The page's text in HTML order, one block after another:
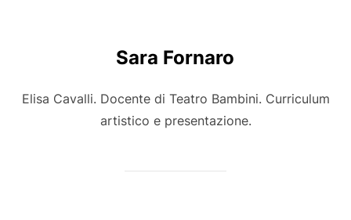
Sara Fornaro
Elisa Cavalli. Docente di Teatro Bambini. Curriculum
artistico e presentazione.